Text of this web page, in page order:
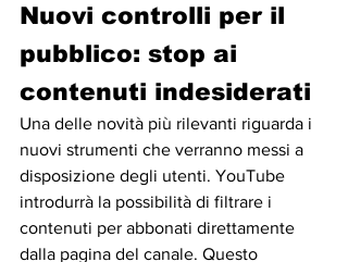
Nuovi controlli per il
pubblico: stop ai
contenuti indesiderati
Una delle novità più rilevanti riguarda i
nuovi strumenti che verranno messi a
disposizione degli utenti. YouTube
introdurrà la possibilità di filtrare i
contenuti per abbonati direttamente
dalla pagina del canale. Questo